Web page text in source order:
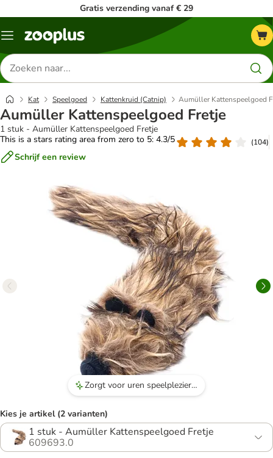
Gratis verzending vanaf € 29
Menu
Zoeken
naar
producten
Kat Speelgoed Kattenkruid (Catnip) Aumüller Kattenspeelgoed
Aumüller Kattenspeelgoed Fretje
1 stuk - Aumüller Kattenspeelgoed Fretje
This is a stars rating area from zero to 5: 4.3/5
(104)
Schrijf een review
Zorgt voor uren speelplezier voor katten.
Kies je artikel (2 varianten)
1 stuk - Aumüller Kattenspeelgoed Fretje
609693.0